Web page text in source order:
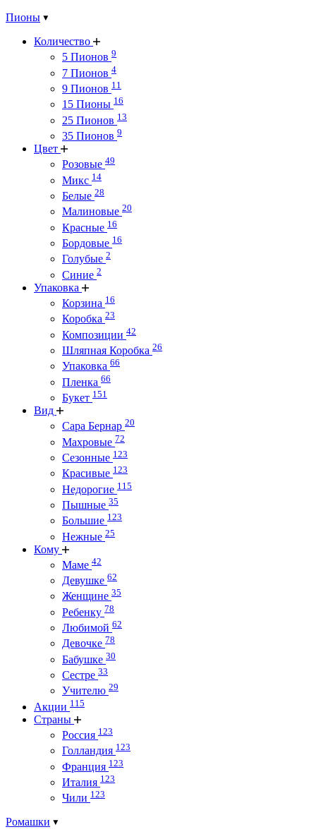
Пионы
Количество
5 Пионов 9
7 Пионов 4
9 Пионов 11
15 Пионы 16
25 Пионов 13
35 Пионов 9
Цвет
Розовые 49
Микс 14
Белые 28
Малиновые 20
Красные 16
Бордовые 16
Голубые 2
Синие 2
Упаковка
Корзина 16
Коробка 23
Композиции 42
Шляпная Коробка 26
Упаковка 66
Пленка 66
Букет 151
Вид
Сара Бернар 20
Махровые 72
Сезонные 123
Красивые 123
Недорогие 115
Пышные 35
Большие 123
Нежные 25
Кому
Маме 42
Девушке 62
Женщине 35
Ребенку 78
Любимой 62
Девочке 78
Бабушке 30
Сестре 33
Учителю 29
Акции 115
Страны
Россия 123
Голландия 123
Франция 123
Италия 123
Чили 123
Ромашки